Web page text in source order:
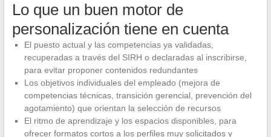
Lo que un buen motor de
personalización tiene en cuenta
El puesto actual y las competencias ya validadas,
recuperadas a través del SIRH o declaradas al inscribirse,
para evitar proponer contenidos redundantes
Los objetivos individuales del empleado (mejora de
competencias técnicas, transición gerencial, prevención del
agotamiento) que orientan la selección de recursos
El ritmo de aprendizaje y los espacios disponibles, para
ofrecer formatos cortos a los perfiles muy solicitados y